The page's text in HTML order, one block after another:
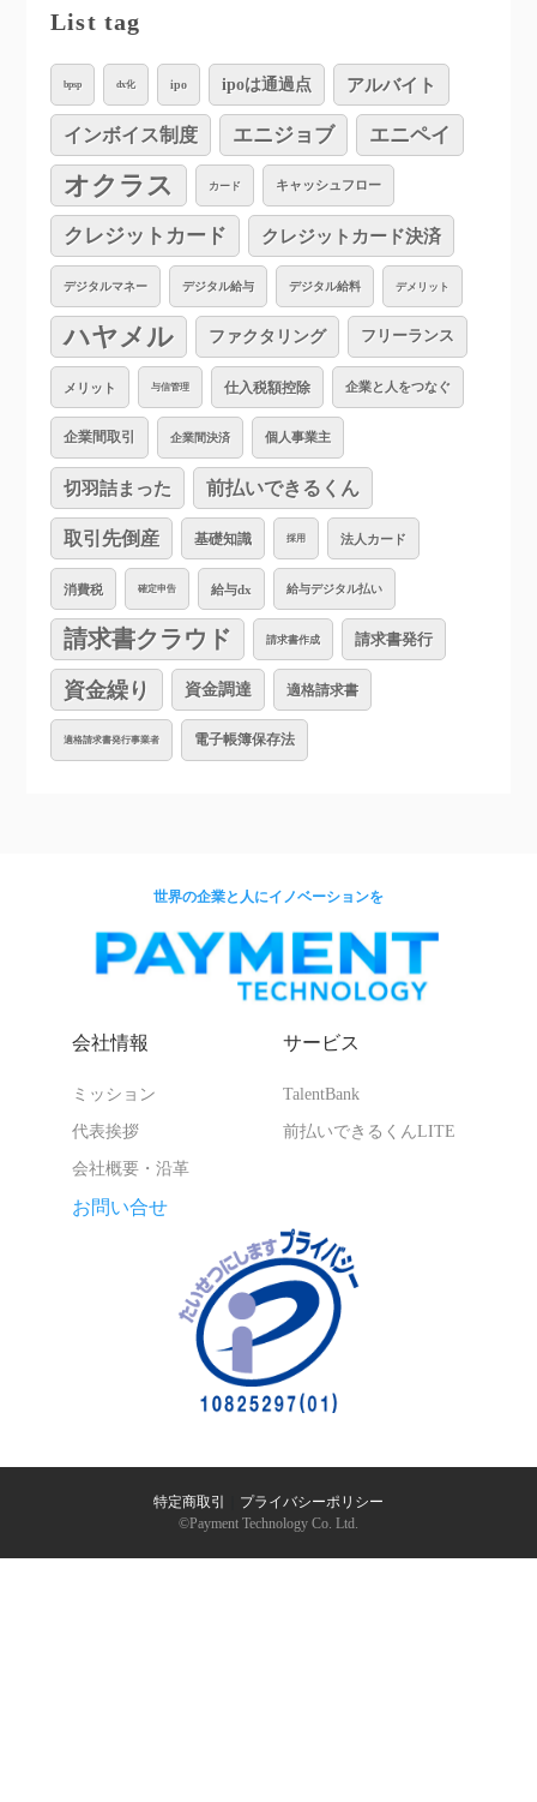
List tag
bpsp dx化 ipo ipoは通過点 アルバイト
インボイス制度 エニジョブ エニペイ
オクラス カード キャッシュフロー
クレジットカード クレジットカード決済
デジタルマネー デジタル給与 デジタル給料 デメリット
ハヤメル ファクタリング フリーランス
メリット 与信管理 仕入税額控除 企業と人をつなぐ
企業間取引 企業間決済 個人事業主
切羽詰まった 前払いできるくん
取引先倒産 基礎知識 採用 法人カード
消費税 確定申告 給与dx 給与デジタル払い
請求書クラウド 請求書作成 請求書発行
資金繰り 資金調達 適格請求書
適格請求書発行事業者 電子帳簿保存法
世界の企業と人にイノベーションを
会社情報
ミッション
代表挨拶
会社概要・沿革
サービス
TalentBank
前払いできるくんLITE
お問い合せ
特定商取引
プライバシーポリシー
©︎Payment Technology Co. Ltd.